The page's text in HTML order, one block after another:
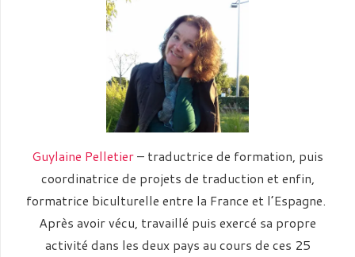
Guylaine Pelletier– traductrice de formation, puis
coordinatrice de projets de traduction et enfin,
formatrice biculturelle entre la France et l’Espagne.
Après avoir vécu, travaillé puis exercé sa propre
activité dans les deux pays au cours de ces 25